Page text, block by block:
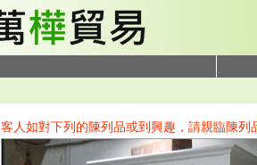
客人如對下列的陳列品或到興趣，請親臨陳